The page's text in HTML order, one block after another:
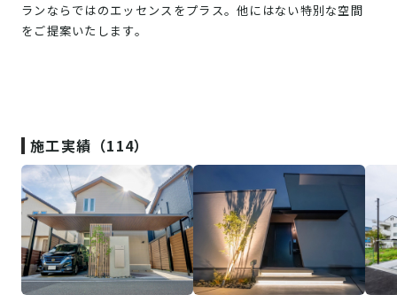
ランならではのエッセンスをプラス。他にはない特別な空間
をご提案いたします。
施工実績（114）